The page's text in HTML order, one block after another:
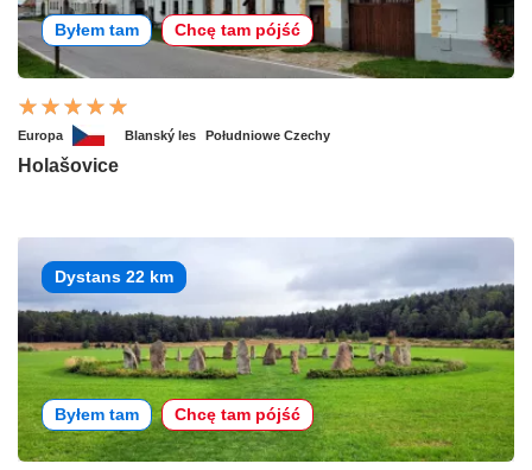
Byłem tam Chcę tam pójść
Europa Blanský les Południowe Czechy
Holašovice
Dystans 22 km
Byłem tam Chcę tam pójść